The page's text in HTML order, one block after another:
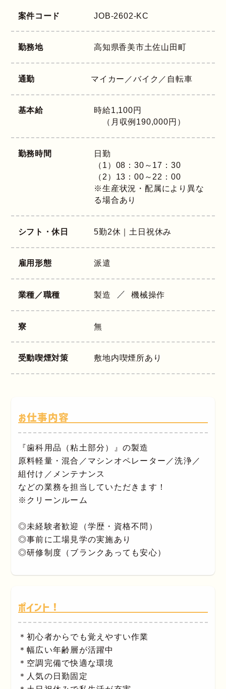
案件コード JOB-2602-KC
勤務地 高知県香美市土佐山田町
通勤 マイカー／バイク／自転車
基本給
時給1,100円
（月収例190,000円）
勤務時間
日勤
（1）08：30～17：30
（2）13：00～22：00
※生産状況・配属により異な
る場合あり
シフト・休日 5勤2休｜土日祝休み
雇用形態 派遣
業種／職種 製造 機械操作
寮 無
受動喫煙対策 敷地内喫煙所あり
お仕事内容
『歯科用品（粘土部分）』の製造
原料軽量・混合／マシンオペレーター／洗浄／
組付け／メンテナンス
などの業務を担当していただきます！
※クリーンルーム
◎未経験者歓迎（学歴・資格不問）
◎事前に工場見学の実施あり
◎研修制度（ブランクあっても安心）
ポイント！
＊初心者からでも覚えやすい作業
＊幅広い年齢層が活躍中
＊空調完備で快適な環境
＊人気の日勤固定